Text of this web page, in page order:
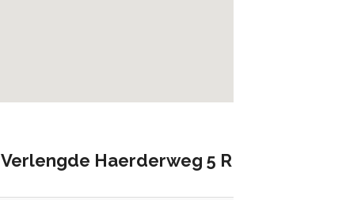
Verlengde Haerderweg 5 R